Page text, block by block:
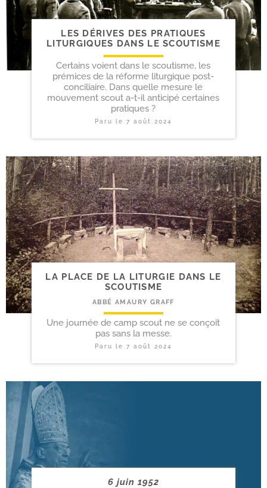
LES DÉRIVES DES PRATIQUES
LITURGIQUES DANS LE SCOUTISME
Certains voient dans le scoutisme, les
prémices de la réforme liturgique post-
conciliaire. Dans quelle mesure le
mouvement scout a-t-il anticipé certaines
pratiques ?
Paru le 7 août 2024
LA PLACE DE LA LITURGIE DANS LE
SCOUTISME
ABBÉ AMAURY GRAFF
Une journée de camp scout ne se conçoit
pas sans la messe.
Paru le 7 août 2024
6 juin 1952